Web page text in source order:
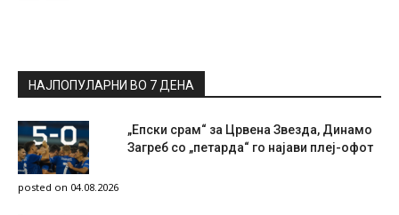
НАЈПОПУЛАРНИ ВО 7 ДЕНА
„Епски срам“ за Црвена Звезда, Динамо
Загреб со „петарда“ го најави плеј-офот
posted on 04.08.2026